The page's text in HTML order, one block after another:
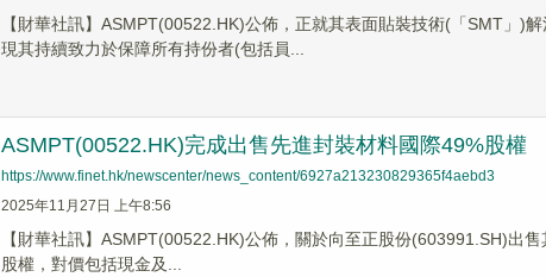
【財華社訊】ASMPT(00522.HK)公佈，正就其表面貼裝技術(「SMT」)
現其持續致力於保障所有持份者(包括員...
ASMPT(00522.HK)完成出售先進封裝材料國際49%股權
https://www.finet.hk/newscenter/news_content/6927a213230829365f4aebd3
2025年11月27日 上午8:56
【財華社訊】ASMPT(00522.HK)公佈，關於向至正股份(603991.SH)出
股權，對價包括現金及...